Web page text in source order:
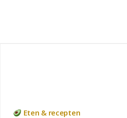
Eten & recepten